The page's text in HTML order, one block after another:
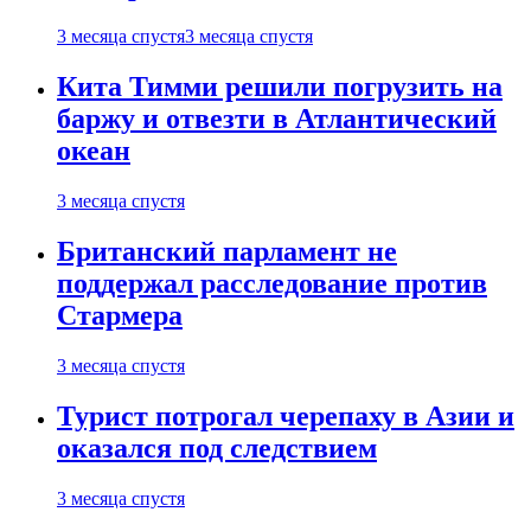
3 месяца спустя3 месяца спустя
Кита Тимми решили погрузить на
баржу и отвезти в Атлантический
океан
3 месяца спустя
Британский парламент не
поддержал расследование против
Стармера
3 месяца спустя
Турист потрогал черепаху в Азии и
оказался под следствием
3 месяца спустя